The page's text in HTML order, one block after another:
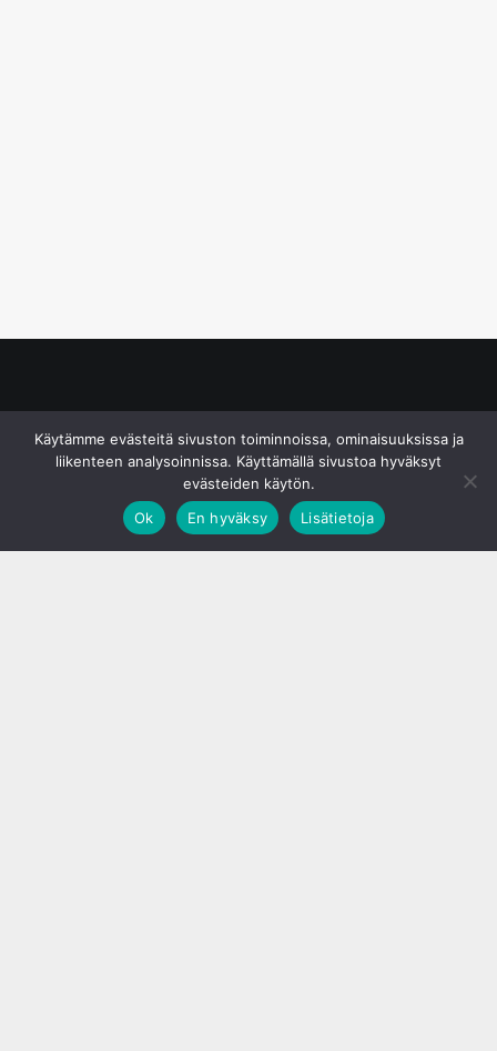
Käytämme evästeitä sivuston toiminnoissa, ominaisuuksissa ja
liikenteen analysoinnissa. Käyttämällä sivustoa hyväksyt
evästeiden käytön.
Ok
En hyväksy Lisätietoja